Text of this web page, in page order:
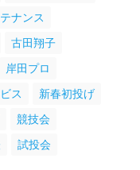
ナンス
古田翔子
岸田プロ
ス
新春初投げ
競技会
試投会